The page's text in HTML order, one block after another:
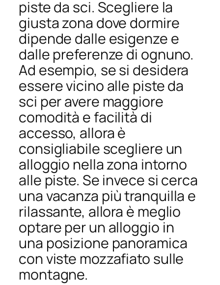
piste da sci. Scegliere la
giusta zona dove dormire
dipende dalle esigenze e
dalle preferenze di ognuno.
Ad esempio, se si desidera
essere vicino alle piste da
sci per avere maggiore
comodità e facilità di
accesso, allora è
consigliabile scegliere un
alloggio nella zona intorno
alle piste. Se invece si cerca
una vacanza più tranquilla e
rilassante, allora è meglio
optare per un alloggio in
una posizione panoramica
con viste mozzafiato sulle
montagne.